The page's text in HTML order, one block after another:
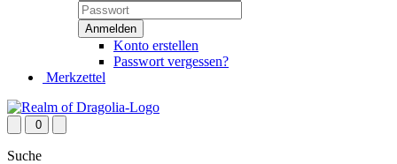
Konto erstellen
Passwort vergessen?
Merkzettel
0
Suche